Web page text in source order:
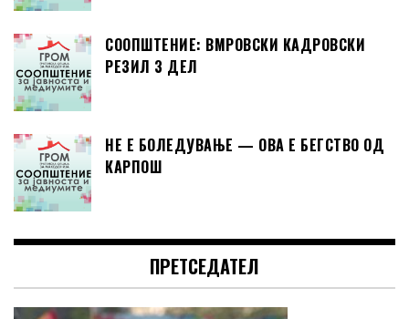
СООПШТЕНИЕ: ВМРОВСКИ КАДРОВСКИ
РЕЗИЛ 3 ДЕЛ
НЕ Е БОЛЕДУВАЊЕ — ОВА Е БЕГСТВО ОД
КАРПОШ
ПРЕТСЕДАТЕЛ